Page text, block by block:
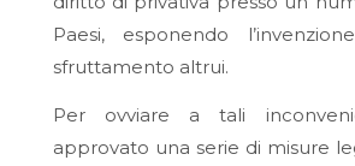
Paesi, esponendo
sfruttamento altrui.
Per ovviare a tali
approvato una serie di misure